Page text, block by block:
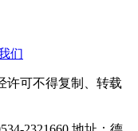
们
许可不得复制、转载